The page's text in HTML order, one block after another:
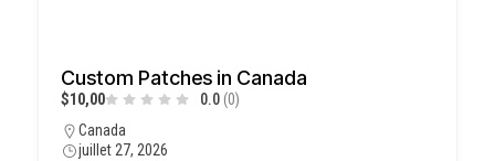
Custom Patches in Canada
$10,00 0.0 (0)
Canada
juillet 27, 2026